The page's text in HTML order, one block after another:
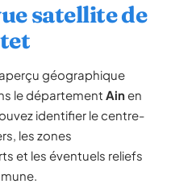
satellite de
géographique
le département Ainen
identifier le centre-
les zones
et les éventuels reliefs